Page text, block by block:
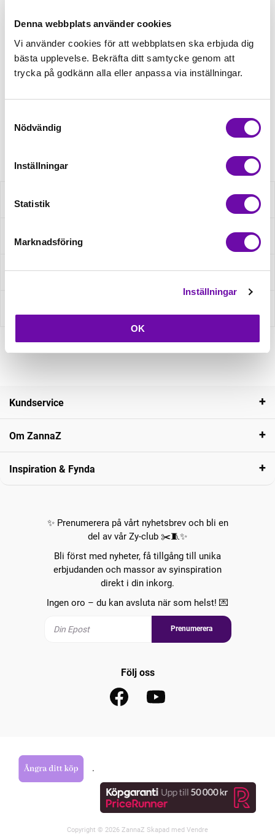
Denna webbplats använder cookies
Vi använder cookies för att webbplatsen ska erbjuda dig
bästa upplevelse. Bekräfta ditt samtycke genom att
trycka på godkänn alla eller anpassa via inställningar.
Nödvändig
Inställningar
Statistik
Marknadsföring
Inställningar
OK
Tråd matchande +45,00kr
Beskrivning
Fråga om produkt
Kundservice
Om ZannaZ
Inspiration & Fynda
✨ Prenumerera på vårt nyhetsbrev och bli en
del av vår Zy-club ✂️🧵✨
Bli först med nyheter, få tillgång till unika
erbjudanden och massor av syinspiration
direkt i din inkorg.
Ingen oro – du kan avsluta när som helst! 💌
Prenumerera
Följ oss
.
Copyright © 2026 ZannaZ Skapad med Vendre